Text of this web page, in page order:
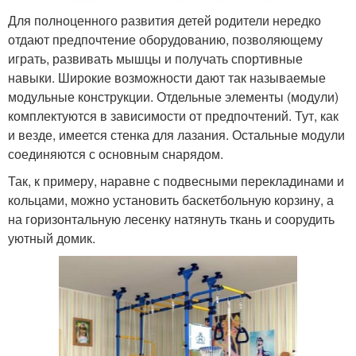
Для полноценного развития детей родители нередко
отдают предпочтение оборудованию, позволяющему
играть, развивать мышцы и получать спортивные
навыки. Широкие возможности дают так называемые
модульные конструкции. Отдельные элементы (модули)
комплектуются в зависимости от предпочтений. Тут, как
и везде, имеется стенка для лазания. Остальные модули
соединяются с основным снарядом.
Так, к примеру, наравне с подвесными перекладинами и
кольцами, можно установить баскетбольную корзину, а
на горизонтальную лесенку натянуть ткань и соорудить
уютный домик.